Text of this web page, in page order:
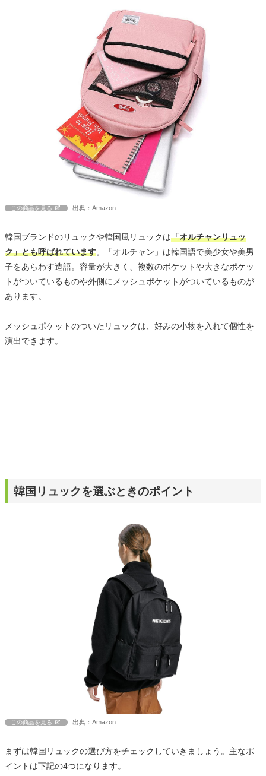
この商品を見る 出典：Amazon
韓国ブランドのリュックや韓国風リュックは「オルチャンリュッ
ク」とも呼ばれています。「オルチャン」は韓国語で美少女や美男
子をあらわす造語。容量が大きく、複数のポケットや大きなポケッ
トがついているものや外側にメッシュポケットがついているものが
あります。
メッシュポケットのついたリュックは、好みの小物を入れて個性を
演出できます。
韓国リュックを選ぶときのポイント
この商品を見る 出典：Amazon
まずは韓国リュックの選び方をチェックしていきましょう。主なポ
イントは下記の4つになります。